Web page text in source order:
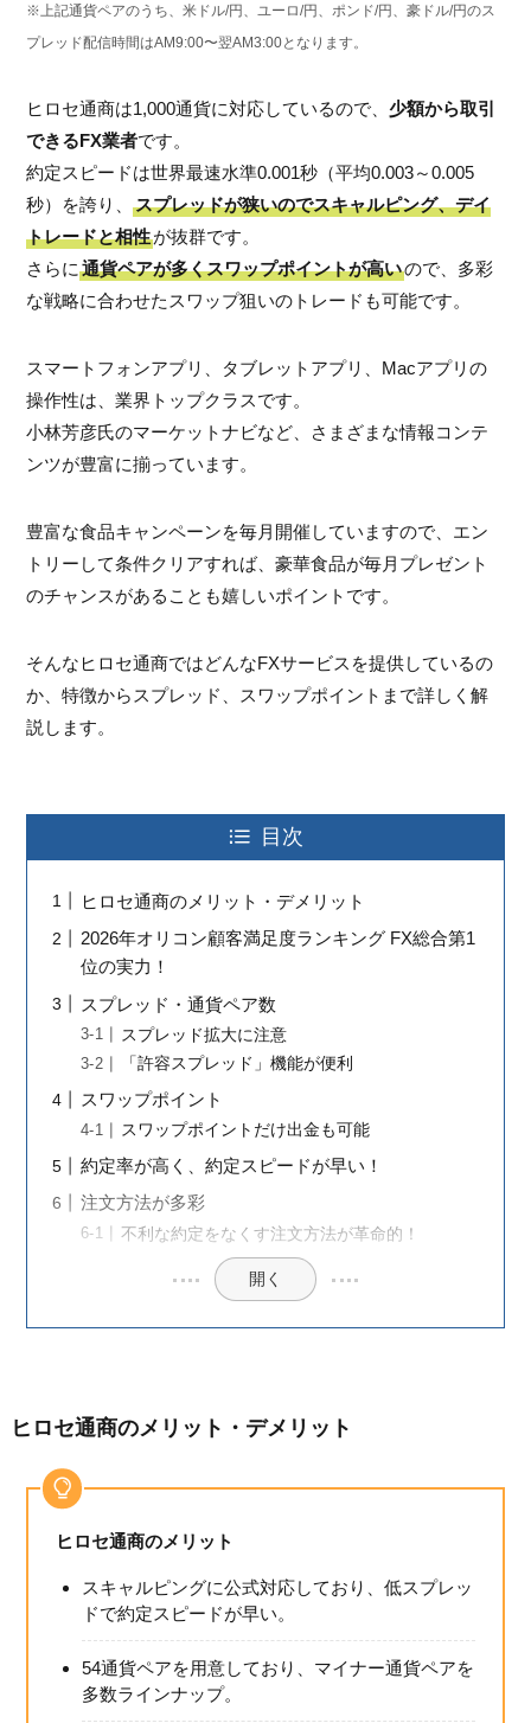
※上記通貨ペアのうち、米ドル/円、ユーロ/円、ポンド/円、豪ドル/円のス
プレッド配信時間はAM9:00〜翌AM3:00となります。
ヒロセ通商は1,000通貨に対応しているので、少額から取引
できるFX業者です。
約定スピードは世界最速水準0.001秒（平均0.003～0.005
秒） を誇り、スプレッドが狭いのでスキャルピング、デイ
トレードと相性が抜群です。
さらに通貨ペアが多くスワップポイントが高いので、多彩
な戦略に合わせたスワップ狙いのトレードも可能です。
スマートフォンアプリ、タブレットアプリ、Macアプリの
操作性は、業界トップクラスです。
小林芳彦氏のマーケットナビなど、さまざまな情報コンテ
ンツが豊富に揃っています。
豊富な食品キャンペーンを毎月開催していますので、エン
トリーして条件クリアすれば、豪華食品が毎月プレゼント
のチャンスがあることも嬉しいポイントです。
そんなヒロセ通商ではどんなFXサービスを提供しているの
か、特徴からスプレッド、スワップポイントまで詳しく解
説します。
目次
ヒロセ通商のメリット・デメリット
2026年オリコン顧客満足度ランキング FX総合第1
位の実力！
スプレッド・通貨ペア数
スプレッド拡大に注意
「許容スプレッド」機能が便利
スワップポイント
スワップポイントだけ出金も可能
約定率が高く、約定スピードが早い！
注文方法が多彩
不利な約定をなくす注文方法が革命的！
開く
ヒロセ通商のメリット・デメリット
ヒロセ通商のメリット
スキャルピングに公式対応しており、低スプレッ
ドで約定スピードが早い。
54通貨ペアを用意しており、マイナー通貨ペアを
多数ラインナップ。